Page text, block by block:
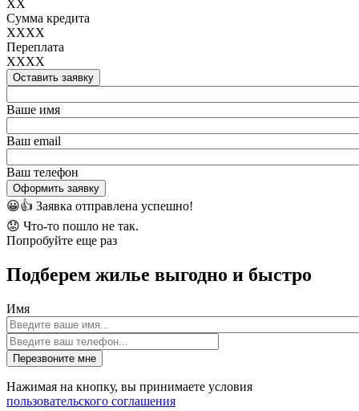
XX
Сумма кредита
XXXX
Переплата
XXXX
Оставить заявку
Ваше имя
Ваш email
Ваш телефон
Оформить заявку
😀👍 Заявка отправлена успешно!
😟 Что-то пошло не так.
Попробуйте еще раз
Подберем жилье выгодно и быстро
Имя
Перезвоните мне
Нажимая на кнопку, вы принимаете условия
пользовательского соглашения